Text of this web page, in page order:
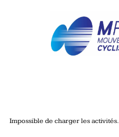
Impossible de charger les activités.